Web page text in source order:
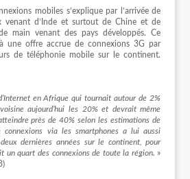
mobiles s’explique par l’arrivée de
venant d’Inde et surtout de Chine et de
main venant des pays développés. Ce
une offre accrue de connexions 3G par
de téléphonie mobile sur le continent.
en Afrique qui tournait autour de 2%
aujourd’hui les 20% et devrait même
près de 40% selon les estimations de
connexions via les smartphones a lui aussi
dernières années sur le continent, pour
un quart des connexions de toute la région. »